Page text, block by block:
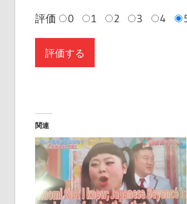
評価 0 1 2 3 4
関連